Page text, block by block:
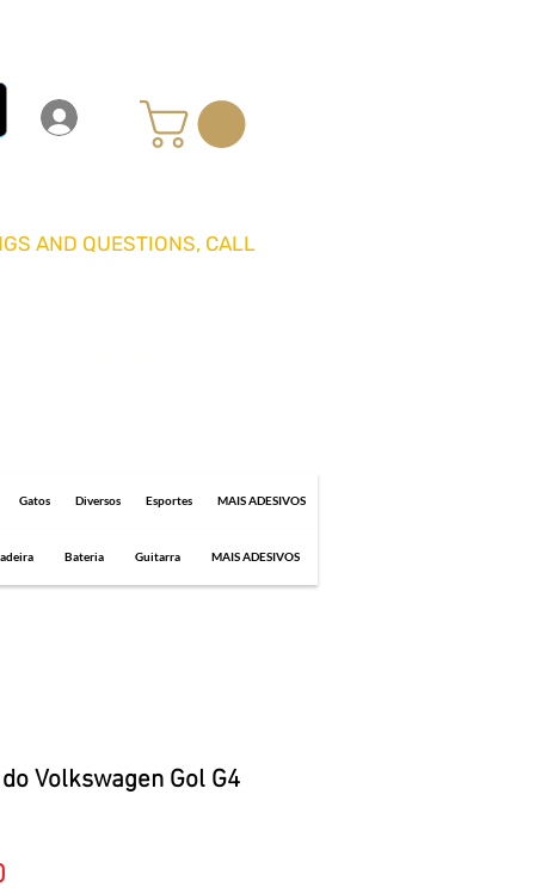
AND QUESTIONS, CALL
Gatos Diversos Esportes MAIS ADESIVOS
Bateria Guitarra MAIS ADESIVOS
Volkswagen Gol G4